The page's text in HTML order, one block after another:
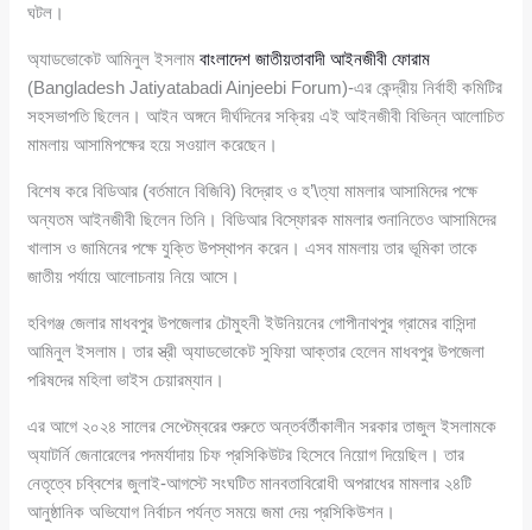
ঘটল।
অ্যাডভোকেট আমিনুল ইসলামবাংলাদেশ জাতীয়তাবাদী আইনজীবী ফোরাম
(Bangladesh Jatiyatabadi Ainjeebi Forum)-এর কেন্দ্রীয় নির্বাহী কমিটির
সহসভাপতি ছিলেন। আইন অঙ্গনে দীর্ঘদিনের সক্রিয় এই আইনজীবী বিভিন্ন আলোচিত
মামলায় আসামিপক্ষের হয়ে সওয়াল করেছেন।
বিশেষ করে বিডিআর (বর্তমানে বিজিবি) বিদ্রোহ ও হ’\ত্যা মামলার আসামিদের পক্ষে
অন্যতম আইনজীবী ছিলেন তিনি। বিডিআর বিস্ফোরক মামলার শুনানিতেও আসামিদের
খালাস ও জামিনের পক্ষে যুক্তি উপস্থাপন করেন। এসব মামলায় তার ভূমিকা তাকে
জাতীয় পর্যায়ে আলোচনায় নিয়ে আসে।
হবিগঞ্জ জেলার মাধবপুর উপজেলার চৌমুহনী ইউনিয়নের গোপীনাথপুর গ্রামের বাসিন্দা
আমিনুল ইসলাম। তার স্ত্রী অ্যাডভোকেট সুফিয়া আক্তার হেলেন মাধবপুর উপজেলা
পরিষদের মহিলা ভাইস চেয়ারম্যান।
এর আগে ২০২৪ সালের সেপ্টেম্বরের শুরুতে অন্তর্বর্তীকালীন সরকার তাজুল ইসলামকে
অ্যাটর্নি জেনারেলের পদমর্যাদায় চিফ প্রসিকিউটর হিসেবে নিয়োগ দিয়েছিল। তার
নেতৃত্বে চব্বিশের জুলাই-আগস্টে সংঘটিত মানবতাবিরোধী অপরাধের মামলার ২৪টি
আনুষ্ঠানিক অভিযোগ নির্বাচন পর্যন্ত সময়ে জমা দেয় প্রসিকিউশন।